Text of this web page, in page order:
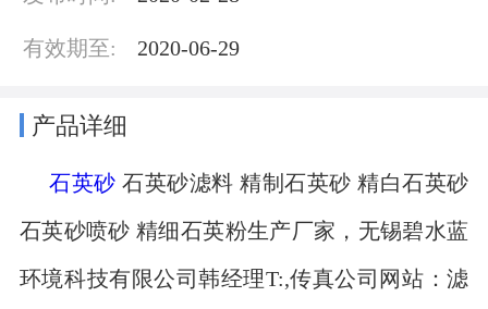
有效期至: 2020-06-29
产品详细
石英砂 石英砂滤料 精制石英砂 精白石英砂
石英砂喷砂 精细石英粉生产厂家，无锡碧水蓝
环境科技有限公司韩经理T:,传真公司网站：滤